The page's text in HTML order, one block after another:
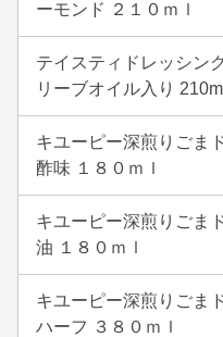
ーモンド ２１０ｍｌ
テイスティドレッシ
リーブオイル入り 210ml
キユーピー深煎りご
酢味 １８０ｍｌ
キユーピー深煎りご
油 １８０ｍｌ
キユーピー深煎りご
ハーフ ３８０ｍｌ